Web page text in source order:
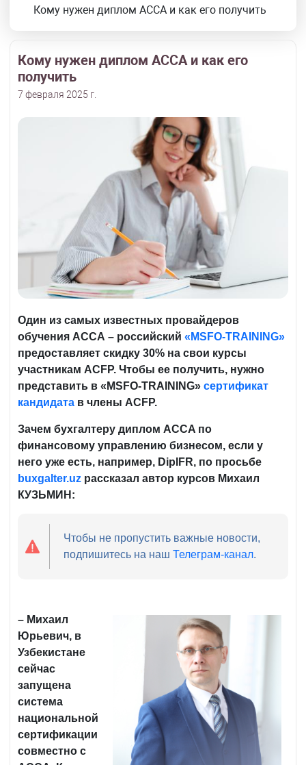
Кому нужен диплом АССА и как его получить
Кому нужен диплом АССА и как его
получить
7 февраля 2025 г.
Один из самых известных провайдеров
обучения АССА – российский «MSFO-TRAINING»
предоставляет скидку 30% на свои курсы
участникам ACFP. Чтобы ее получить, нужно
представить в «MSFO-TRAINING» сертификат
кандидата в члены ACFP.
Зачем бухгалтеру диплом ACCA по
финансовому управлению бизнесом, если у
него уже есть, например, DipIFR, по просьбе
buxgalter.uz рассказал автор курсов Михаил
КУЗЬМИН:
Чтобы не пропустить важные новости,
подпишитесь на нашТелеграм-канал.
– Михаил
Юрьевич, в
Узбекистане
сейчас
запущена
система
национальной
сертификации
совместно с